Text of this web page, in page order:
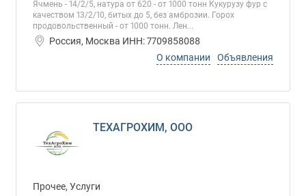
Ячмень - 14/2/5, натура от 620 - от 1000 тонн Кукурузу фур с
качеством 13/2/10, битых до 5, без амброзии. Горох
продовольственный - от 1000 тонн. Лен...
Россия, Москва ИНН: 7709858088
О компании
Объявления
ТЕХАГРОХИМ, ООО
Прочее, Услуги